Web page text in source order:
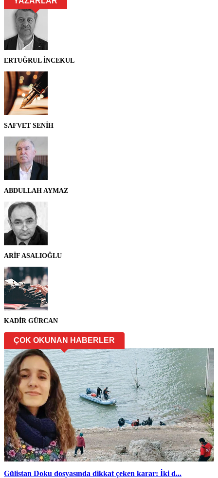
ERTUĞRUL İNCEKUL
SAFVET SENİH
ABDULLAH AYMAZ
ARİF ASALIOĞLU
KADİR GÜRCAN
ÇOK OKUNAN HABERLER
Gülistan Doku dosyasında dikkat çeken karar: İki d...